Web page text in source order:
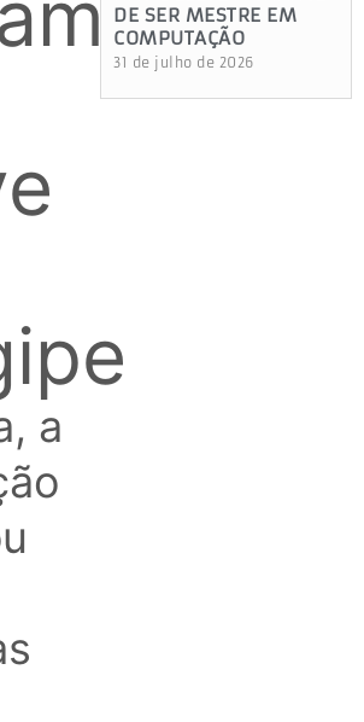
a
DE SER MESTRE EM
COMPUTAÇÃO
31 de julho de 2026